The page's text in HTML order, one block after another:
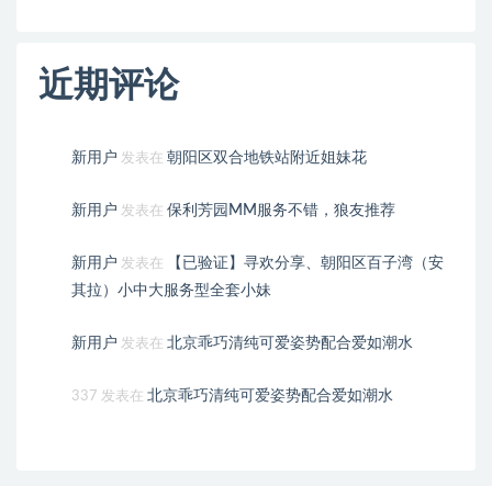
近期评论
新用户 发表在 朝阳区双合地铁站附近姐妹花
新用户 发表在 保利芳园MM服务不错，狼友推荐
新用户 发表在
【已验证】寻欢分享、朝阳区百子湾（安
其拉）小中大服务型全套小妹
新用户 发表在 北京乖巧清纯可爱姿势配合爱如潮水
337 发表在 北京乖巧清纯可爱姿势配合爱如潮水